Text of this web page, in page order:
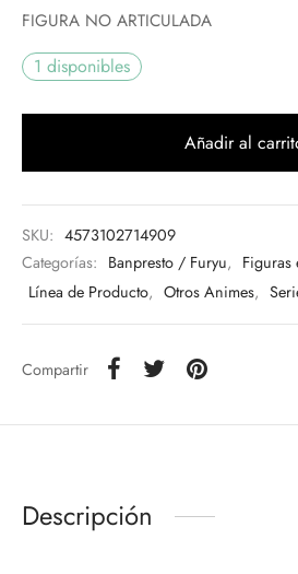
FIGURA NO ARTICULADA
1 disponibles
Añadir al
SKU: 4573102714909
Categorías: Banpresto / Furyu, Figuras
Línea de Producto, Otros Animes,
Compartir
Descripción